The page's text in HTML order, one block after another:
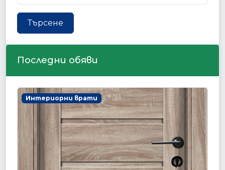
Търсене
Последни обяви
Интериорни врати